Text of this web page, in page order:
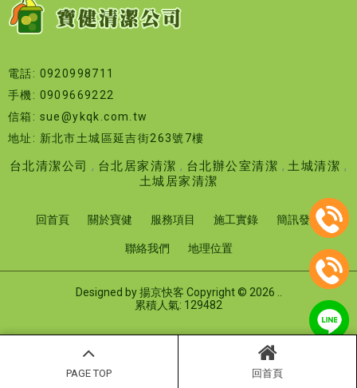
PAGE TOP 回首頁
電話: 0920998711
手機: 0909669222
信箱: sue@ykqk.com.tw
地址: 新北市土城區延吉街263號7樓
台北清潔公司 台北居家清潔 台北辦公室清潔
土城清潔
土城居家清潔
回首頁 關於寶健 服務項目 施工實錄 簡訊發送
聯絡我們 地理位置
Designed by揚京快客 Copyright © 2026 ..
累積人氣: 129482